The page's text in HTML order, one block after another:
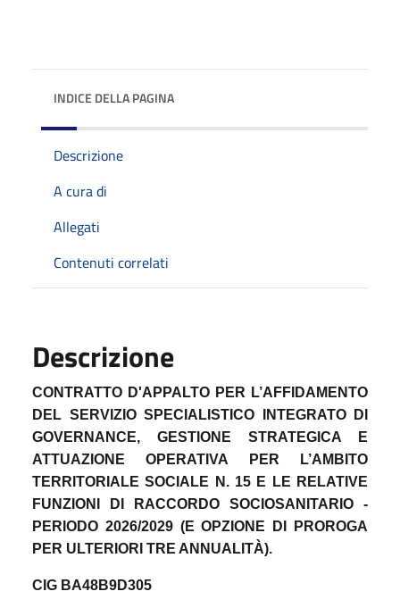
INDICE DELLA PAGINA
Descrizione
A cura di
Allegati
Contenuti correlati
Descrizione
CONTRATTO D'APPALTO PER L’AFFIDAMENTO
DEL SERVIZIO SPECIALISTICO INTEGRATO DI
GOVERNANCE, GESTIONE STRATEGICA E
ATTUAZIONE OPERATIVA PER L’AMBITO
TERRITORIALE SOCIALE N. 15 E LE RELATIVE
FUNZIONI DI RACCORDO SOCIOSANITARIO -
PERIODO 2026/2029 (E OPZIONE DI PROROGA
PER ULTERIORI TRE ANNUALITÀ).
CIG BA48B9D305